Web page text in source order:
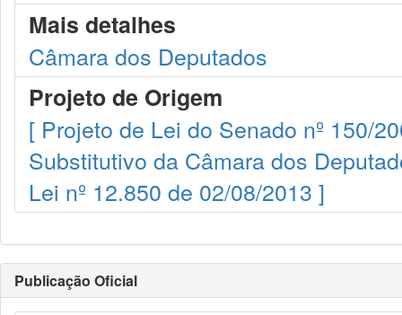
Mais detalhes
Câmara dos Deputados
Projeto de Origem
[ Projeto de Lei do Senado nº 150/
Substitutivo da Câmara dos
Lei nº 12.850 de 02/08/2013 ]
Publicação Oficial